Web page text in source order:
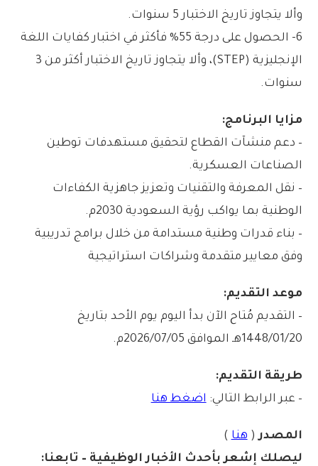
وألا يتجاوز تاريخ الاختبار 5 سنوات.
6- الحصول على درجة 55% فأكثر في اختبار كفايات اللغة
الإنجليزية (STEP)، وألا يتجاوز تاريخ الاختبار أكثر من 3
سنوات.
مزايا البرنامج:
– دعم منشآت القطاع لتحقيق مستهدفات توطين
الصناعات العسكرية.
– نقل المعرفة والتقنيات وتعزيز جاهزية الكفاءات
الوطنية بما يواكب رؤية السعودية 2030م.
– بناء قدرات وطنية مستدامة من خلال برامج تدريبية
وفق معايير متقدمة وشراكات استراتيجية
موعد التقديم:
– التقديم مُتاح الآن بدأ اليوم يوم الأحد بتاريخ
1448/01/20هـ الموافق 2026/07/05م.
طريقة التقديم:
– عبر الرابط التالي: اضغط هنا
المصدر( هنا )
ليصلك إشعربأحدث الأخبار الوظيفية – تابعنا: